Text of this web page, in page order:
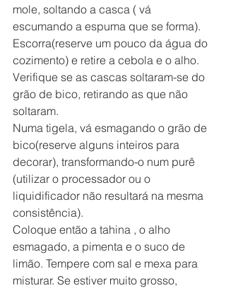
mole, soltando a casca ( vá
escumando a espuma que se forma).
Escorra(reserve um pouco da água do
cozimento) e retire a cebola e o alho.
Verifique se as cascas soltaram-se do
grão de bico, retirando as que não
soltaram.
Numa tigela, vá esmagando o grão de
bico(reserve alguns inteiros para
decorar), transformando-o num purê
(utilizar o processador ou o
liquidificador não resultará na mesma
consistência).
Coloque então a tahina , o alho
esmagado, a pimenta e o suco de
limão. Tempere com sal e mexa para
misturar. Se estiver muito grosso,